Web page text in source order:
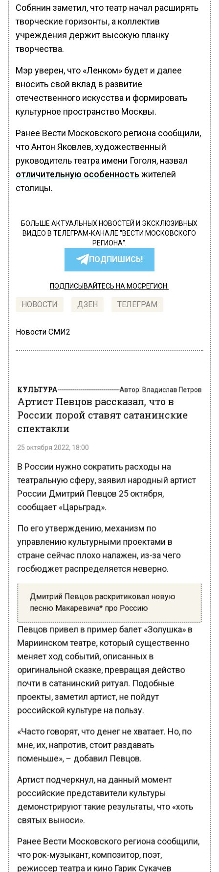
Собянин заметил, что театр начал расширять
творческие горизонты, а коллектив
учреждения держит высокую планку
творчества.
Мэр уверен, что «Ленком» будет и далее
вносить свой вклад в развитие
отечественного искусства и формировать
культурное пространство Москвы.
Ранее Вести Московского региона сообщили,
что Антон Яковлев, художественный
руководитель театра имени Гоголя, назвал
отличительную особенность жителей
столицы.
БОЛЬШЕ АКТУАЛЬНЫХ НОВОСТЕЙ И ЭКСКЛЮЗИВНЫХ
ВИДЕО В ТЕЛЕГРАМ-КАНАЛЕ "ВЕСТИ МОСКОВСКОГО
РЕГИОНА".
ПОДПИШИСЬ!
ПОДПИСЫВАЙТЕСЬ НА МОСРЕГИОН:
НОВОСТИ ДЗЕН ТЕЛЕГРАМ
Новости СМИ2
Артист Певцов рассказал, что в
России порой ставят сатанинские
спектакли
В России нужно сократить расходы на
театральную сферу, заявил народный артист
России Дмитрий Певцов 25 октября,
сообщает «Царьград».
По его утверждению, механизм по
управлению культурными проектами в
стране сейчас плохо налажен, из-за чего
госбюджет распределяется неверно.
Дмитрий Певцов раскритиковал новую
песню Макаревича* про Россию
Певцов привел в пример балет «Золушка» в
Мариинском театре, который существенно
меняет ход событий, описанных в
оригинальной сказке, превращая действо
почти в сатанинский ритуал. Подобные
проекты, заметил артист, не пойдут
российской культуре на пользу.
«Часто говорят, что денег не хватает. Но, по
мне, их, напротив, стоит раздавать
поменьше», – добавил Певцов.
Артист подчеркнул, на данный момент
российские представители культуры
демонстрируют такие результаты, что «хоть
святых выноси».
Ранее Вести Московского региона сообщили,
что рок-музыкант, композитор, поэт,
режиссер театра и кино Гарик Сукачев